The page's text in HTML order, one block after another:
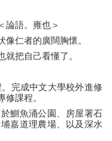
論語。雍也＞
仁者的廣闊胸懷。
把自己看懂了。
完成中文大學校外進修
課程。
鰂魚涌公園、房屋署石
嘉道理農場、以及深水